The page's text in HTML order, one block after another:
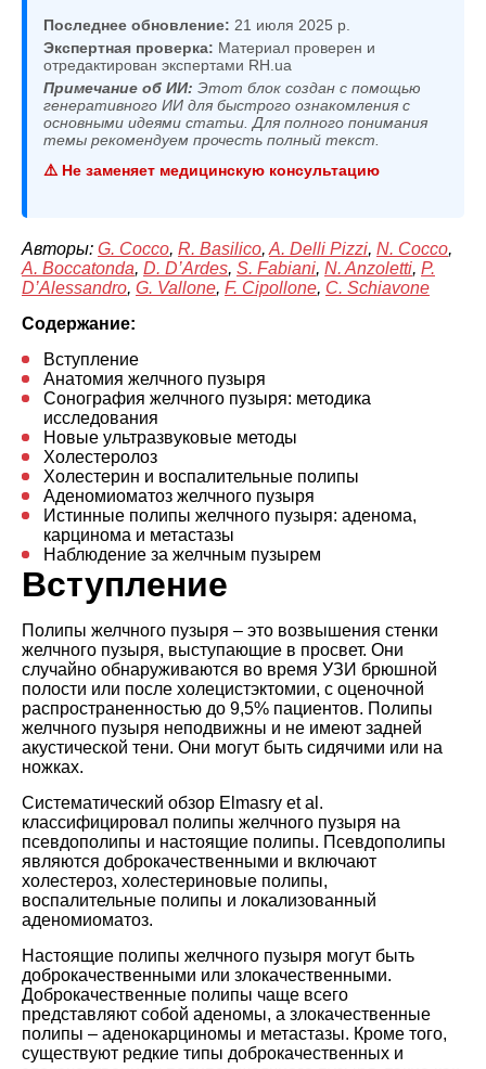
Последнее обновление: 21 июля 2025 р.
Экспертная проверка: Материал проверен и
отредактирован экспертами RH.ua
Примечание об ИИ: Этот блок создан с помощью
генеративного ИИ для быстрого ознакомления с
основными идеями статьи. Для полного понимания
темы рекомендуем прочесть полный текст.
⚠️ Не заменяет медицинскую консультацию
Авторы: G. Cocco, R. Basilico, A. Delli Pizzi, N. Cocco,
A. Boccatonda, D. D’Ardes, S. Fabiani, N. Anzoletti, P.
D’Alessandro, G. Vallone, F. Cipollone, C. Schiavone
Содержание:
Вступление
Анатомия желчного пузыря
Сонография желчного пузыря: методика
исследования
Новые ультразвуковые методы
Холестеролоз
Холестерин и воспалительные полипы
Аденомиоматоз желчного пузыря
Истинные полипы желчного пузыря: аденома,
карцинома и метастазы
Наблюдение за желчным пузырем
Вступление
Полипы желчного пузыря – это возвышения стенки
желчного пузыря, выступающие в просвет. Они
случайно обнаруживаются во время УЗИ брюшной
полости или после холецистэктомии, с оценочной
распространенностью до 9,5% пациентов. Полипы
желчного пузыря неподвижны и не имеют задней
акустической тени. Они могут быть сидячими или на
ножках.
Систематический обзор Elmasry et al.
классифицировал полипы желчного пузыря на
псевдополипы и настоящие полипы. Псевдополипы
являются доброкачественными и включают
холестероз, холестериновые полипы,
воспалительные полипы и локализованный
аденомиоматоз.
Настоящие полипы желчного пузыря могут быть
доброкачественными или злокачественными.
Доброкачественные полипы чаще всего
представляют собой аденомы, а злокачественные
полипы – аденокарциномы и метастазы. Кроме того,
существуют редкие типы доброкачественных и